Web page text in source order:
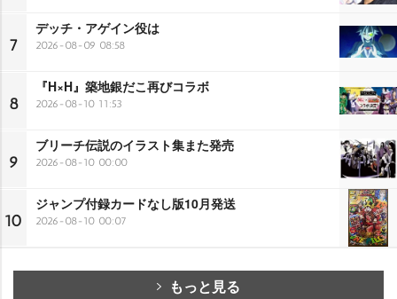
7
デッチ・アゲイン役は
2026-08-09 08:58
8
『H×H』築地銀だこ再びコラボ
2026-08-10 11:53
9
ブリーチ伝説のイラスト集また発売
2026-08-10 00:00
10
ジャンプ付録カードなし版10月発送
2026-08-10 00:07
もっと見る